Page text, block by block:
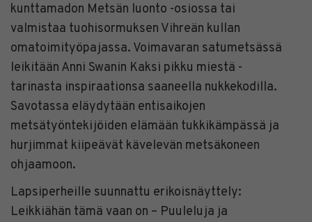
kunttamadon Metsän luonto -osiossa tai
valmistaa tuohisormuksen Vihreän kullan
omatoimityöpajassa. Voimavaran satumetsässä
leikitään Anni Swanin Kaksi pikku miestä -
tarinasta inspiraationsa saaneella nukkekodilla.
Savotassa eläydytään entisaikojen
metsätyöntekijöiden elämään tukkikämpässä ja
hurjimmat kiipeävät kävelevän metsäkoneen
ohjaamoon.
Lapsiperheille suunnattu erikoisnäyttely:
Leikkiähän tämä vaan on – Puuleluja ja